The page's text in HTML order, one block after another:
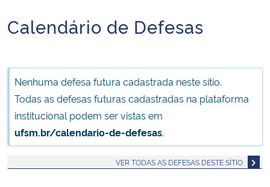
Ministério da Economia
Ministério da Agricultura, Pecuária e Abastecimento
Ministério da Educação
Ministério da Cidadania
Início do conteúdo
Calendário de Defesas
Nenhuma defesa futura cadastrada neste sítio.
Todas as defesas futuras cadastradas na plataforma
institucional podem ser vistas em
ufsm.br/calendario-de-defesas.
VER TODAS AS DEFESAS DESTE SÍTIO